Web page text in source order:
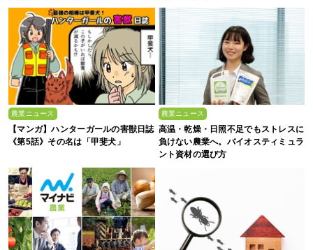
農業ニュース
【マンガ】ハンターガールの害獣日誌
《第5話》その名は「甲斐犬」
農業ニュース
高温・乾燥・日照不足でもストレスに
負けない農業へ。バイオスティミュラ
ント資材の選び方